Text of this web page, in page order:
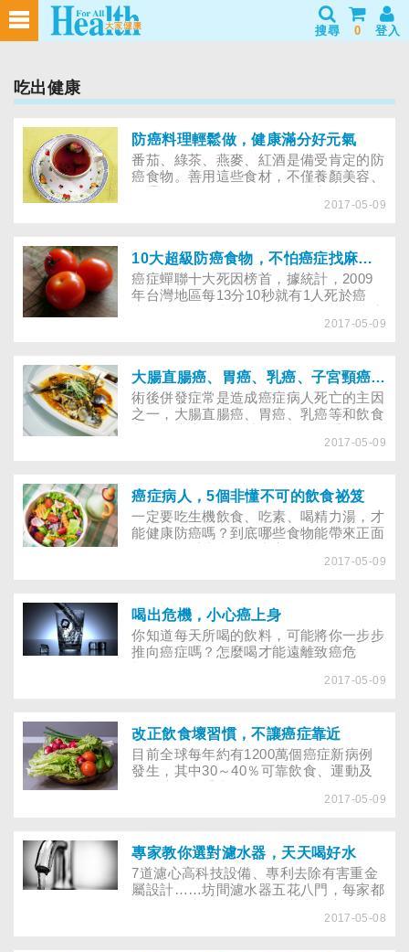
搜尋 0 登入
吃出健康
防癌料理輕鬆做，健康滿分好元氣
番茄、綠茶、燕麥、紅酒是備受肯定的防
癌食物。善用這些食材，不僅養顏美容、
2017-05-09
10大超級防癌食物，不怕癌症找麻煩！
癌症蟬聯十大死因榜首，據統計，2009
年台灣地區每13分10秒就有1人死於癌
2017-05-09
大腸直腸癌、胃癌、乳癌、子宮頸癌、卵巢癌等癌症術後照顧，如何吃出營養
術後併發症常是造成癌症病人死亡的主因
之一，大腸直腸癌、胃癌、乳癌等和飲食
麼吃得營養，就讓大家健康報你知。2017-05-09
癌症病人，5個非懂不可的飲食祕笈
一定要吃生機飲食、吃素、喝精力湯，才
能健康防癌嗎？到底哪些食物能帶來正面
2017-05-09
喝出危機，小心癌上身
你知道每天所喝的飲料，可能將你一步步
推向癌症嗎？怎麼喝才能遠離致癌危
2017-05-09
改正飲食壞習慣，不讓癌症靠近
目前全球每年約有1200萬個癌症新病例
發生，其中30～40％可靠飲食、運動及
致癌危機，就不怕大啖美食之際，也將癌
2017-05-09
專家教你選對濾水器，天天喝好水
7道濾心高科技設備、專利去除有害重金
屬設計……坊間濾水器五花八門，每家都
2017-05-08